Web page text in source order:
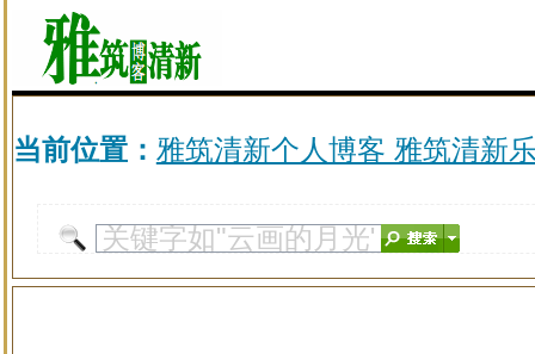
当前位置： 雅筑清新个人博客 雅筑清新